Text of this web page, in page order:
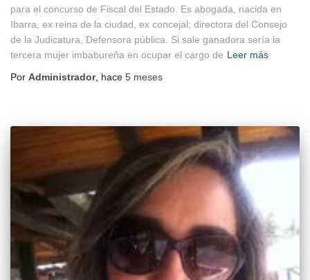
para el concurso de Fiscal del Estado. Es abogada, nacida en
Ibarra, ex reina de la ciudad, ex concejal; directora del Consejo
de la Judicatura, Defensora pública. Si sale ganadora sería la
tercera mujer imbabureña en ocupar el cargo de Leer más
Por Administrador, hace 5 meses